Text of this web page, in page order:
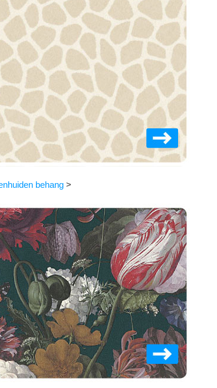
behang >